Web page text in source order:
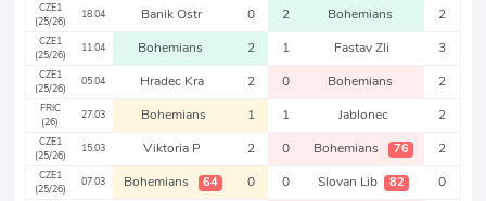
CZE1
(25/26)
18.04 Banik Ostr 0 2 Bohemians 2
CZE1
(25/26)
11.04 Bohemians 2 1 Fastav Zli 3
CZE1
(25/26)
05.04 Hradec Kra 2 0 Bohemians 2
FRIC
(26)
27.03 Bohemians 1 1 Jablonec 2
CZE1
(25/26)
15.03 Viktoria P 2 0 Bohemians 76 2
CZE1
(25/26)
07.03 Bohemians 64 0 0 Slovan Lib 82 0